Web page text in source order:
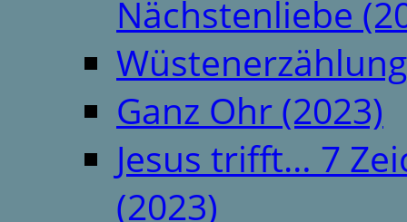
Nächstenliebe
Ganz Ohr (2023)
Jesus trifft… 7
(2023)